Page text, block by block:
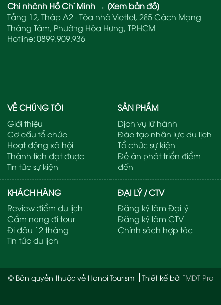
Chi nhánh Hồ Chí Minh → [Xem bản đồ]
Tầng 12, Tháp A2 - Tòa nhà Viettel, 285 Cách Mạng
Tháng Tám, Phường Hòa Hưng, TP.HCM
Hotline: 0899.909.936
VỀ CHÚNG TÔI
Giới thiệu
Cơ cấu tổ chức
Hoạt động xã hội
Thành tích đạt được
Tin tức sự kiện
SẢN PHẨM
Dịch vụ lữ hành
Đào tạo nhân lực du lịch
Tổ chức sự kiện
Đề án phát triển điểm
đến
KHÁCH HÀNG
Review điểm du lịch
Cẩm nang đi tour
Đi đâu 12 tháng
Tin tức du lịch
ĐẠI LÝ / CTV
Đăng ký làm Đại lý
Đăng ký làm CTV
Chính sách hợp tác
© Bản quyền thuộc về Hanoi Tourism Thiết kế bởi TMDT Pro